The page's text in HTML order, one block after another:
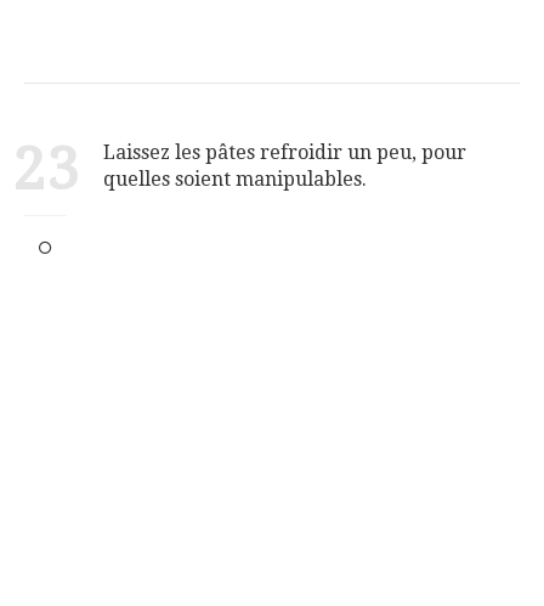
23
Laissez les pâtes refroidir un peu, pour
quelles soient manipulables.